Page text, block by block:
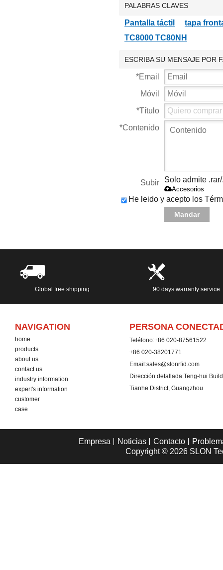
Datamax I-4206 I-
4208 I-4212
2181-01
PALABRAS CLAVES
Pantalla táctil
tapa
TC8000 TC80NH
ESCRIBA SU MENSAJE POR
*Email
Móvil
*Título
*Contenido
Subir Solo admite
Accesorios
He leido y acepto los
Mandar
Global free shipping 90 days warranty service
NAVIGATION
home
products
about us
contact us
industry information
expert's information
customer
case
PERSONA
Teléfono:+86 020-87561522
+86 020-38201771
Email:sales@slonrfid.com
Dirección detallada:Teng-hui
Tianhe District, Guangzhou
Empresa Noticias Contacto
Copyright © 2026 SLON